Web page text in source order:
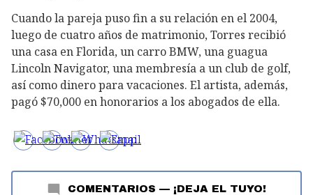
Cuando la pareja puso fin a su relación en el 2004,
luego de cuatro años de matrimonio, Torres recibió
una casa en Florida, un carro BMW, una guagua
Lincoln Navigator, una membresía a un club de golf,
así como dinero para vacaciones. El artista, además,
pagó $70,000 en honorarios a los abogados de ella.
COMENTARIOS — ¡DEJA EL TUYO!